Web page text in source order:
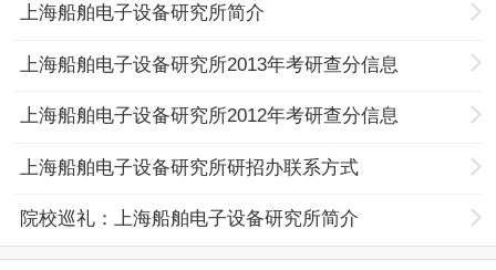
上海船舶电子设备研究所简介
上海船舶电子设备研究所2013年考研查分信息
上海船舶电子设备研究所2012年考研查分信息
上海船舶电子设备研究所研招办联系方式
院校巡礼：上海船舶电子设备研究所简介